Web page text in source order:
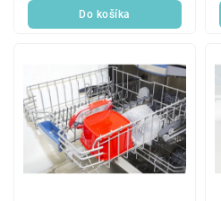
Do košíka